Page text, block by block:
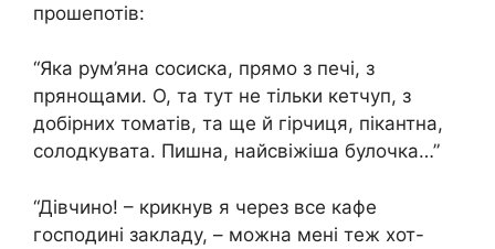
прошепотів:
“Яка рум’яна сосиска, прямо з печі, з
прянощами. О, та тут не тільки кетчуп, з
добірних томатів, та ще й гірчиця, пікантна,
солодкувата. Пишна, найсвіжіша булочка…”
“Дівчино! – крикнув я через все кафе
господині закладу, – можна мені теж хот-